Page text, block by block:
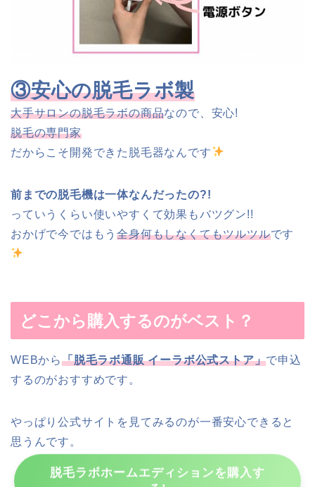
③安心の脱毛ラボ製
大手サロンの脱毛ラボの商品なので、安心!
脱毛の専門家
だからこそ開発できた脱毛器なんです
前までの脱毛機は一体なんだったの?!
っていうくらい使いやすくて効果もバツグン!!
おかげで今ではもう全身何もしなくてもツルツルです
どこから購入するのがベスト？
WEBから「脱毛ラボ通販 イーラボ公式ストア」で申込
するのがおすすめです。
やっぱり公式サイトを見てみるのが一番安心できると
思うんです。
脱毛ラボホームエディションを購入す